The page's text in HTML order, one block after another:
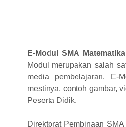
E-Modul SMA
Modul merupakan salah
media pembelajaran. E-
mestinya, contoh gambar,
Peserta Didik.
Direktorat Pembinaan